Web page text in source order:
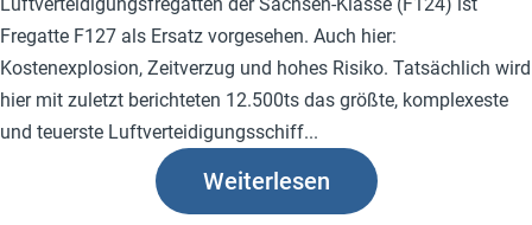
Fregatte F127 als Ersatz vorgesehen. Auch hier:
Kostenexplosion, Zeitverzug und hohes Risiko. Tatsächlich wird
hier mit zuletzt berichteten 12.500ts das größte, komplexeste
und teuerste Luftverteidigungsschiff...
Weiterlesen